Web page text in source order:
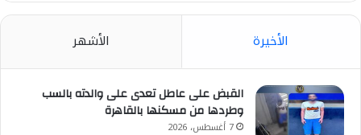
الأخيرة الأشهر
القبض على عاطل تعدى على والدته بالسب
وطردها من مسكنها بالقاهرة
7 أغسطس، 2026